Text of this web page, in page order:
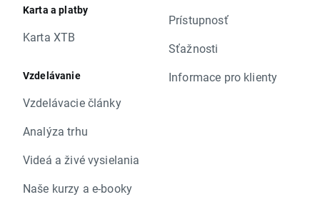
Karta a platby
Karta XTB
Vzdelávanie
Vzdelávacie články
Analýza trhu
Videá a živé vysielania
Naše kurzy a e-booky
Prístupnosť
Sťažnosti
Informace pro klienty